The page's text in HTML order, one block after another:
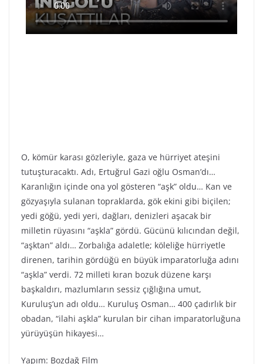
O, kömür karası gözleriyle, gaza ve hürriyet ateşini
tutuşturacaktı. Adı, Ertuğrul Gazi oğlu Osman’dı…
Karanlığın içinde ona yol gösteren “aşk” oldu… Kan ve
gözyaşıyla sulanan topraklarda, gök ekini gibi biçilen;
yedi göğü, yedi yeri, dağları, denizleri aşacak bir
milletin rüyasını “aşkla” gördü. Gücünü kılıcından değil,
“aşktan” aldı… Zorbalığa adaletle; köleliğe hürriyetle
direnen, tarihin gördüğü en büyük imparatorluğa adını
“aşkla” verdi. 72 milleti kıran bozuk düzene karşı
başkaldırı, mazlumların sessiz çığlığına umut,
Kuruluş’un adı oldu… Kuruluş Osman… 400 çadırlık bir
obadan, “ilahi aşkla” kurulan bir cihan imparatorluğuna
yürüyüşün hikayesi…
Yapım: Bozdağ Film